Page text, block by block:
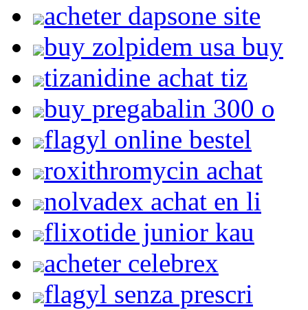
acheter dapsone site
buy zolpidem usa buy
tizanidine achat tiz
buy pregabalin 300 o
flagyl online bestel
roxithromycin achat
nolvadex achat en li
flixotide junior kau
acheter celebrex
flagyl senza prescri